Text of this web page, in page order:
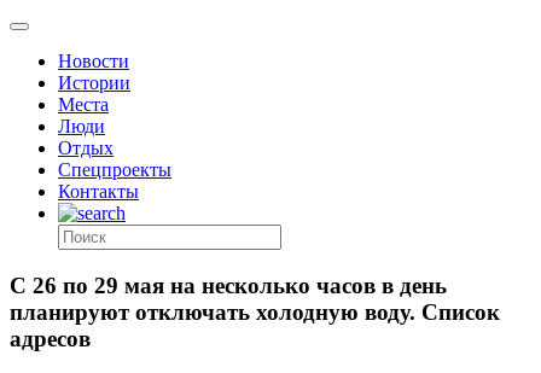
Новости
Истории
Места
Люди
Отдых
Спецпроекты
Контакты
С 26 по 29 мая на несколько часов в день
планируют отключать холодную воду. Список
адресов